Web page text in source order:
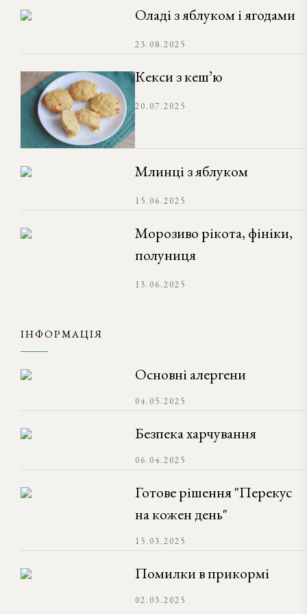
Оладі з яблуком і ягодами
23.08.2025
Кекси з кеш’ю
20.07.2025
Млинці з яблуком
15.06.2025
Морозиво рікота, фініки,
полуниця
13.06.2025
ІНФОРМАЦІЯ
Основні алергени
04.05.2025
Безпека харчування
06.04.2025
Готове рішення "Перекус
на кожен день"
15.03.2025
Помилки в прикормі
02.03.2025